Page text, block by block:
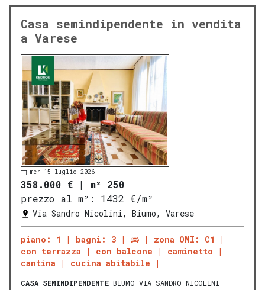
Casa semindipendente in vendita
a Varese
mer 15 luglio 2026
358.000 € | m² 250
prezzo al m²:
1432 €/m²
Via Sandro Nicolini, Biumo, Varese
piano: 1 bagni: 3
zona OMI: C1
con terrazza
con balcone
caminetto
cantina
cucina abitabile
CASA SEMINDIPENDENTE BIUMO VIA SANDRO NICOLINI